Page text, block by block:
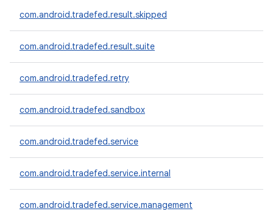
com.android.tradefed.result.skipped
com.android.tradefed.result.suite
com.android.tradefed.retry
com.android.tradefed.sandbox
com.android.tradefed.service
com.android.tradefed.service.internal
com.android.tradefed.service.management